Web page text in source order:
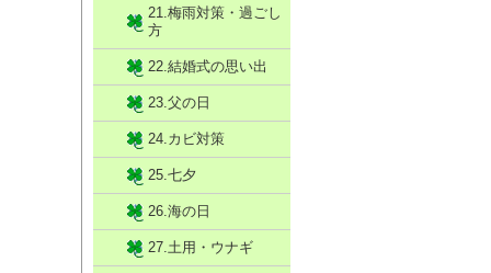
21.梅雨対策・過ごし
方
22.結婚式の思い出
23.父の日
24.カビ対策
25.七夕
26.海の日
27.土用・ウナギ